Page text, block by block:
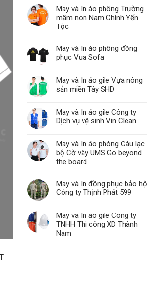
May và In áo phông Trường
mầm non Nam Chính Yến
Tộc
May và In áo phông đồng
phục Vua Sofa
May và In áo gile Vựa nông
sản miền Tây SHD
May và In áo gile Công ty
Dịch vụ vệ sinh Vin Clean
May và In áo phông Câu lạc
bộ Cờ vây UMS Go beyond
the board
May và In đồng phục bảo hộ
Công ty Thịnh Phát 599
May và In áo gile Công ty
TNHH Thi công XD Thành
Nam